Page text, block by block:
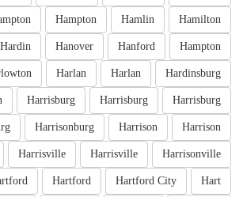
Hamilton
Hamlin
Hampton
Hampton
Hanford
Hanover
Hardin
Hardinsburg
Harlan
Harlan
Harrisburg
Harrisburg
Harrisburg
Harrison
Harrison
Harrisonburg
Harrisonville
Harrisville
Harrisville
Hart
Hartford City
Hartford